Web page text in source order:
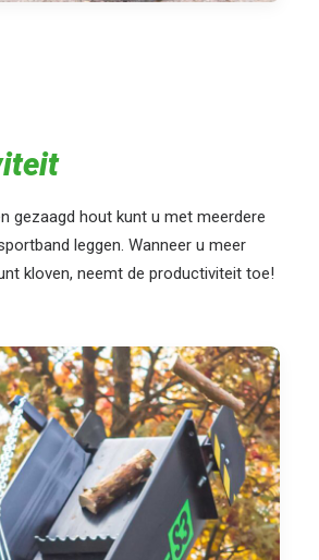
gezaagd hout kunt u met meerdere
leggen. Wanneer u meer
kloven, neemt de productiviteit toe!